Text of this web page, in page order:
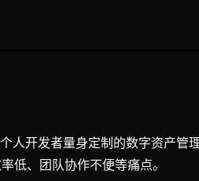
人开发者量身定制的数字资产管
低、团队协作不便等痛点。